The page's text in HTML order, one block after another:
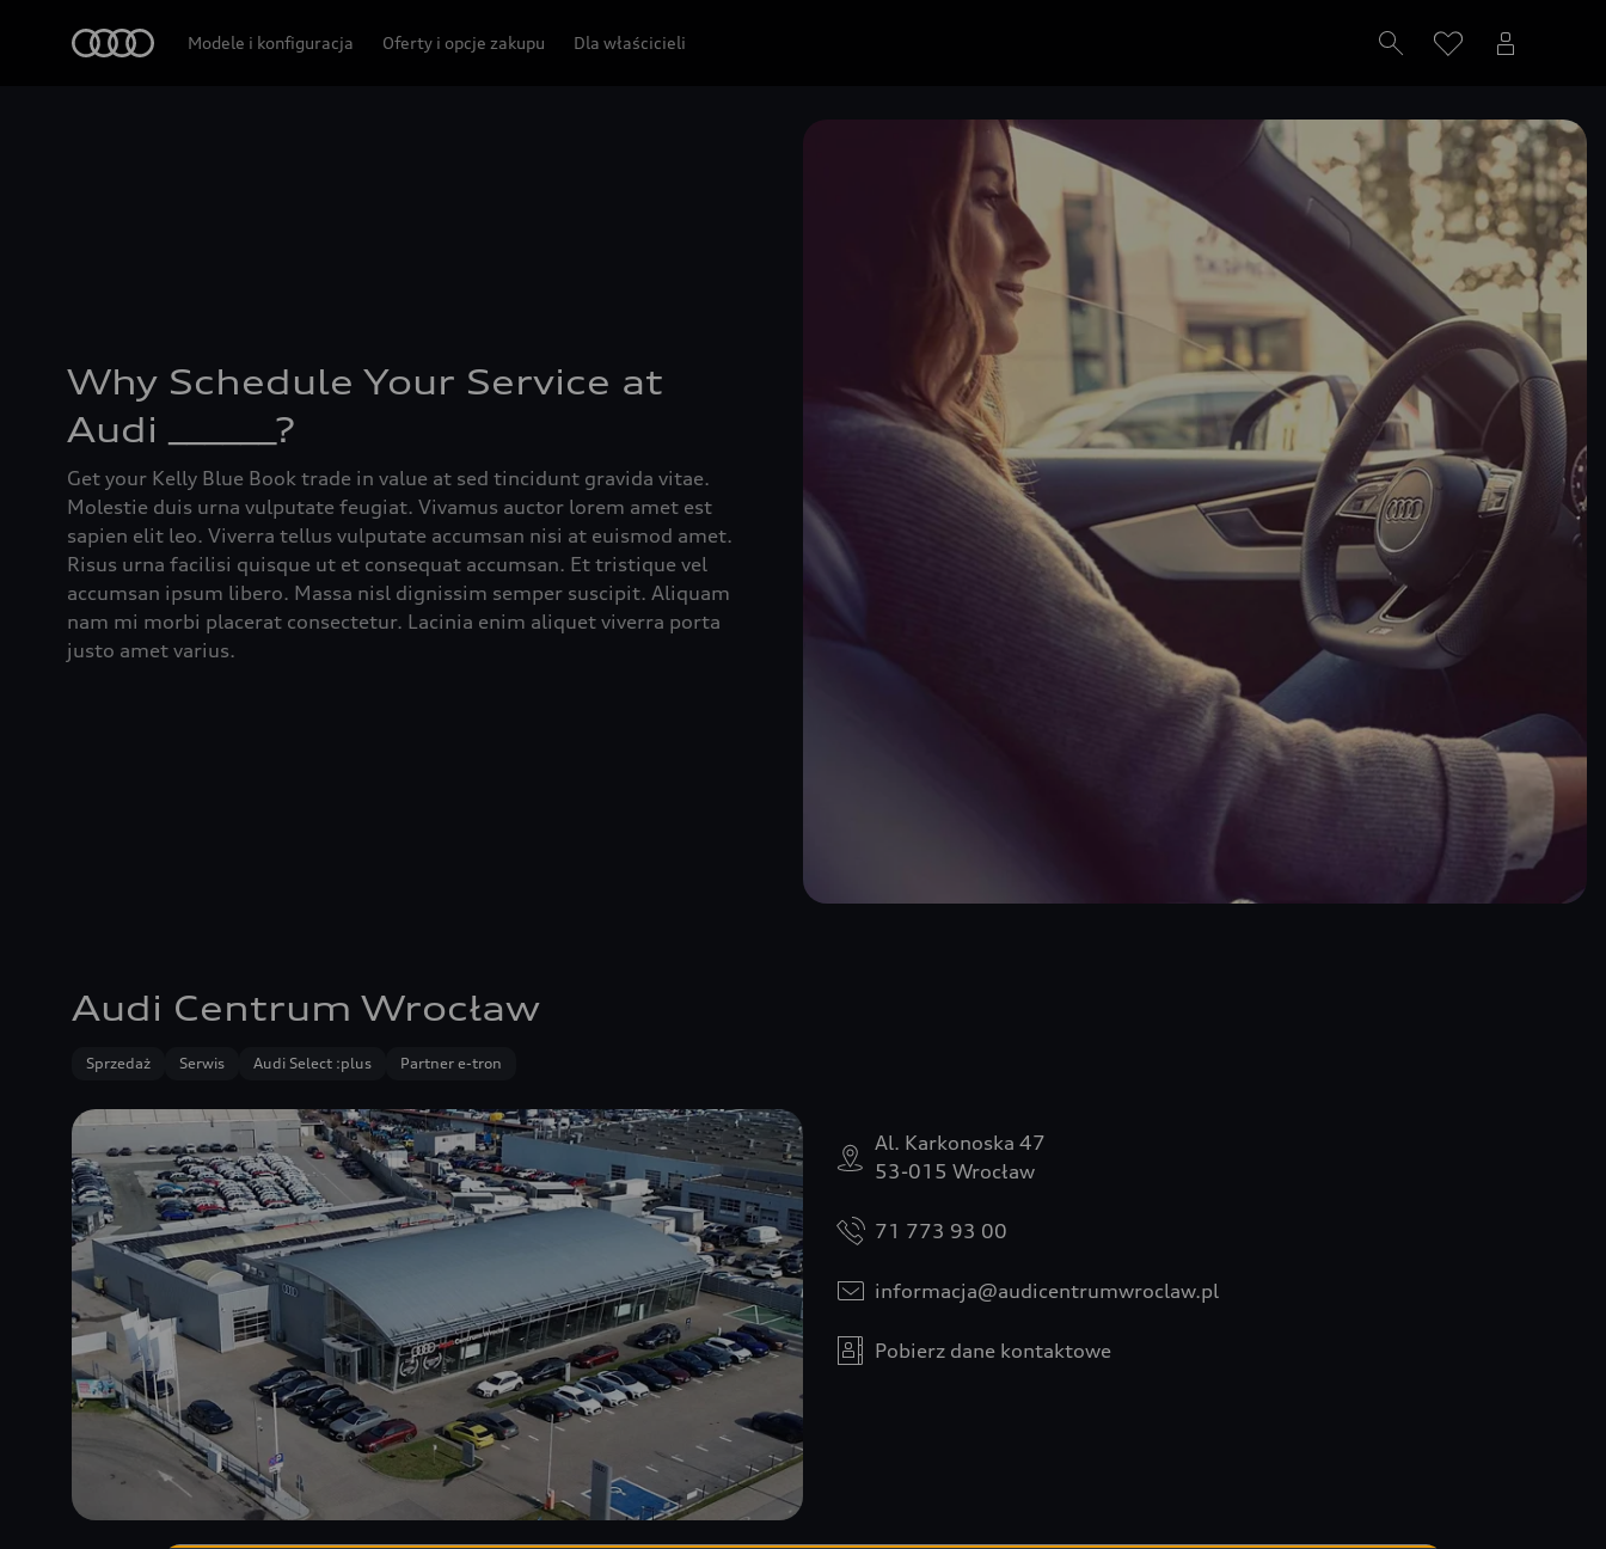
Modele i konfiguracja Oferty i opcje zakupu Dla właścicieli
Why Schedule Your Service at
Audi ______?
Get your Kelly Blue Book trade in value at sed tincidunt gravida vitae.
Molestie duis urna vulputate feugiat. Vivamus auctor lorem amet est
sapien elit leo. Viverra tellus vulputate accumsan nisi at euismod amet.
Risus urna facilisi quisque ut et consequat accumsan. Et tristique vel
accumsan ipsum libero. Massa nisl dignissim semper suscipit. Aliquam
nam mi morbi placerat consectetur. Lacinia enim aliquet viverra porta
justo amet varius.
Audi Centrum Wrocław
Sprzedaż Serwis Audi Select :plus Partner e-tron
Al. Karkonoska 47
53-015 Wrocław
71 773 93 00
informacja@audicentrumwroclaw.pl
Pobierz dane kontaktowe